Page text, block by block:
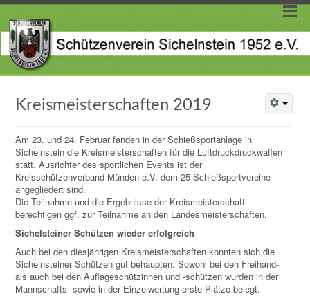
Kreismeisterschaften 2019
Am 23. und 24. Februar fanden in der Schießsportanlage in
Sichelnstein die Kreismeisterschaften für die Luftdruckdruckwaffen
statt. Ausrichter des sportlichen Events ist der
Kreisschützenverband Münden e.V. dem 25 Schießsportvereine
angegliedert sind.
Die Teilnahme und die Ergebnisse der Kreismeisterschaft
berechtigen ggf. zur Teilnahme an den Landesmeisterschaften.
Sichelsteiner Schützen wieder erfolgreich
Auch bei den diesjährigen Kreismeisterschaften konnten sich die
Sichelnsteiner Schützen gut behaupten. Sowohl bei den Freihand-
als auch bei den Auflageschützinnen und -schützen wurden in der
Mannschafts- sowie in der Einzelwertung erste Plätze belegt.